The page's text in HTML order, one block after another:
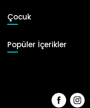
Çocuk
Popüler İçerikler